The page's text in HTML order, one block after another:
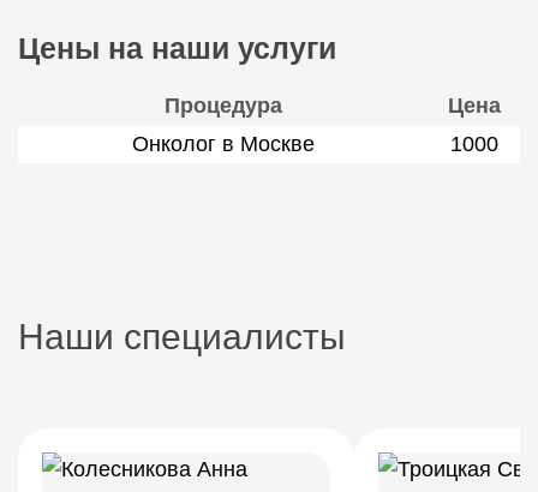
Цены на наши услуги
Процедура
Цена
Онколог в Москве
1000
Наши специалисты